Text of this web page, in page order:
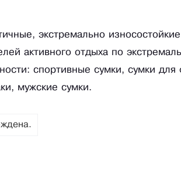
экстремально
активного отдыха по
спортивные сумки, сумки
мужские сумки.